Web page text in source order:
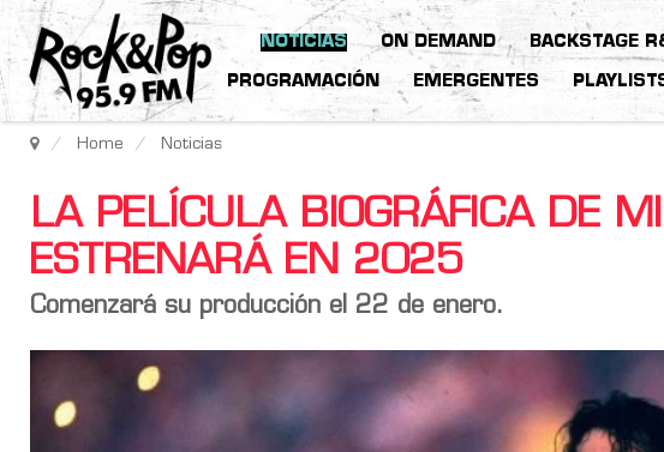
NOTICIAS ON DEMAND BACKSTAGE
PROGRAMACIÓN EMERGENTES
Home Noticias
LA PELÍCULA BIOGRÁFICA DE
ESTRENARÁ EN 2025
Comenzará su producción el 22 de enero.